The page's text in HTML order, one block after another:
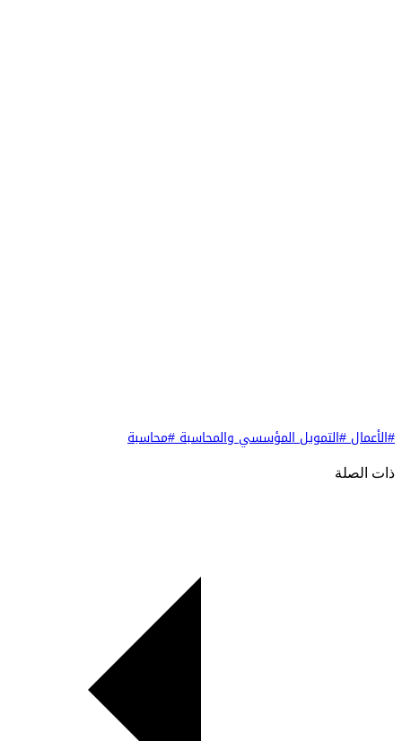
#الأعمال#التمويل المؤسسي والمحاسبة#محاسبة
ذات الصلة